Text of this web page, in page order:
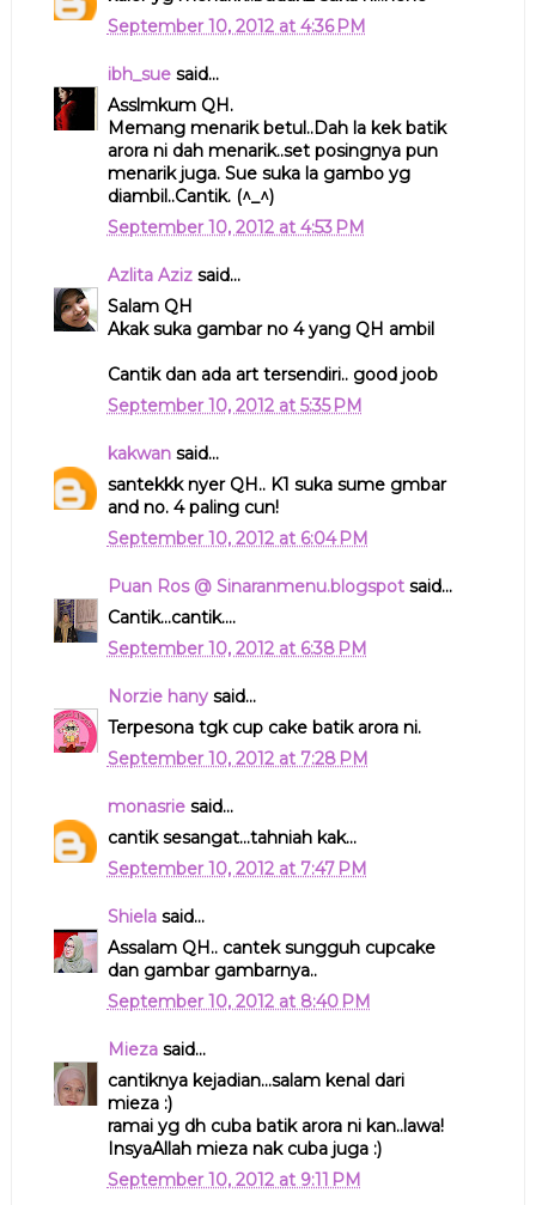
September 10, 2012 at 4:36 PM
ibh_suesaid...
Asslmkum QH.
Memang menarik betul..Dah la kek batik
arora ni dah menarik..set posingnya pun
menarik juga. Sue suka la gambo yg
diambil..Cantik. (^_^)
September 10, 2012 at 4:53 PM
Azlita Azizsaid...
Salam QH
Akak suka gambar no 4 yang QH ambil
Cantik dan ada art tersendiri.. good joob
September 10, 2012 at 5:35 PM
kakwansaid...
santekkk nyer QH.. K1 suka sume gmbar
and no. 4 paling cun!
September 10, 2012 at 6:04 PM
Puan Ros @ Sinaranmenu.blogspotsaid...
Cantik...cantik....
September 10, 2012 at 6:38 PM
Norzie hanysaid...
Terpesona tgk cup cake batik arora ni.
September 10, 2012 at 7:28 PM
monasriesaid...
cantik sesangat...tahniah kak...
September 10, 2012 at 7:47 PM
Shielasaid...
Assalam QH.. cantek sungguh cupcake
dan gambar gambarnya..
September 10, 2012 at 8:40 PM
Miezasaid...
cantiknya kejadian...salam kenal dari
mieza :)
ramai yg dh cuba batik arora ni kan..lawa!
InsyaAllah mieza nak cuba juga :)
September 10, 2012 at 9:11 PM